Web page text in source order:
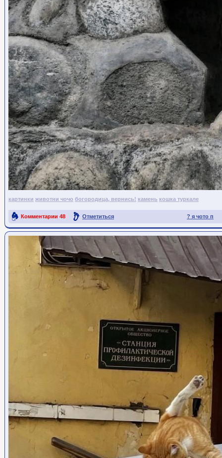
картинки животни чочо богородица, вернись! камень кошка туркале
? я чото п
Комментарии 48 Отметиться
Ссылка на пост